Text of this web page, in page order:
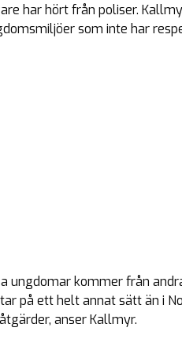
har hört från poliser.
som inte har
ungdomar kommer från
på ett helt annat sätt än i
anser Kallmyr.